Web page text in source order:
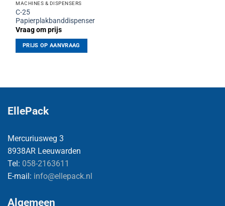
MACHINES & DISPENSERS
C-25
Papierplakbanddispenser
Vraag om prijs
PRIJS OP AANVRAAG
EllePack
Mercuriusweg 3
8938AR Leeuwarden
Tel: 058-2163611
E-mail: info@ellepack.nl
Algemeen